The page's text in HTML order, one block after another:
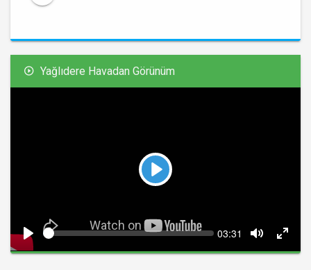
Yağlıdere Havadan Görünüm
Play
Play
Seek Current
03:31
Mute